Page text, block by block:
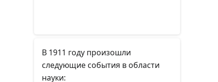
В 1911 году произошли
следующие события в области
науки: